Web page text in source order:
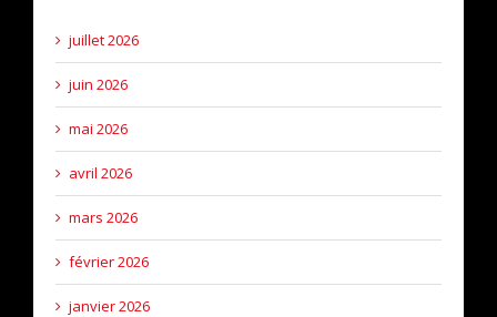
juillet 2026
juin 2026
mai 2026
avril 2026
mars 2026
février 2026
janvier 2026